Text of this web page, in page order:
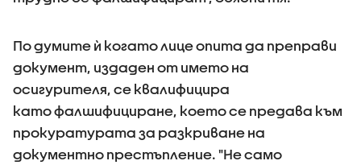
По думите ѝ когато лице опита да преправи
документ, издаден от името на
осигурителя, се квалифицира
като фалшифициране, което се предава към
прокуратурата за разкриване на
документно престъпление. "Не само